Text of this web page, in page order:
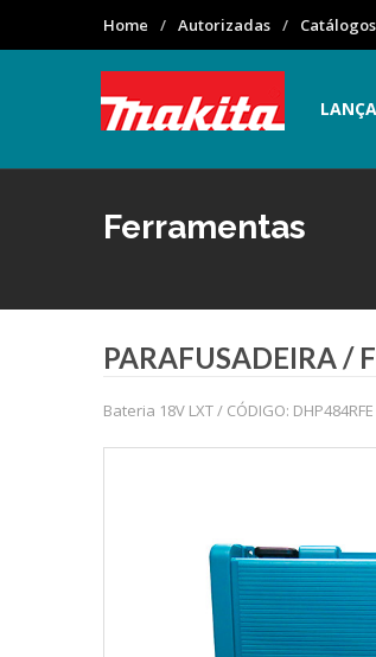
Home Autorizadas Catálogos
Ferramentas
PARAFUSADEIRA /
Bateria 18V LXT / CÓDIGO: DHP484RFE